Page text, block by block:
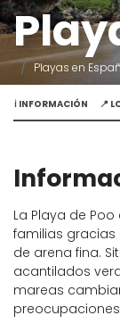
Playas en
ℹ️ INFORMACIÓN 📍
La Playa de
familias gracias
de arena fina.
acantilados
mareas